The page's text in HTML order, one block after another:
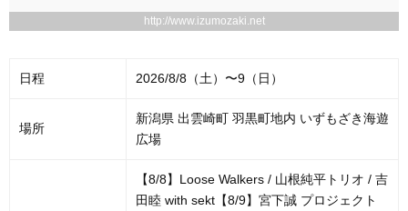
http://www.izumozaki.net
日程 2026/8/8（土）〜9（日）
場所
新潟県 出雲崎町 羽黒町地内 いずもざき海遊
広場
【8/8】Loose Walkers / 山根純平トリオ / 吉
田睦 with sekt【8/9】宮下誠 プロジェクト